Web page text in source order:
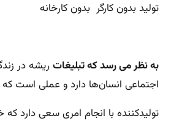
تولید بدون کارگر بدون کارخانه
به نظر می رسد که تبلیغات ریشه در
اجتماعی انسان‌ها دارد و عملی است که
تولیدکننده با انجام امری سعی دارد که